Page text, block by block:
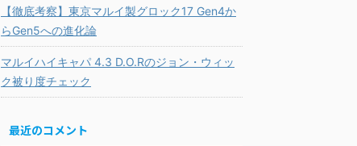
【徹底考察】東京マルイ製グロック17 Gen4か
らGen5への進化論
マルイハイキャパ 4.3 D.O.Rのジョン・ウィッ
ク被り度チェック
最近のコメント